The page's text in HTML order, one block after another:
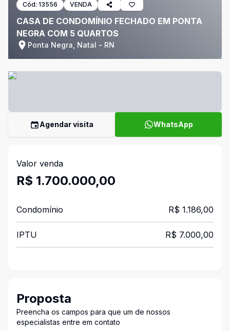
Cód: 13556 VENDA
CASA DE CONDOMÍNIO FECHADO EM PONTA
NEGRA COM 5 QUARTOS
Ponta Negra, Natal - RN
Agendar visita WhatsApp
Valor venda
R$ 1.700.000,00
Condomínio R$ 1.186,00
IPTU R$ 7.000,00
Proposta
Preencha os campos para que um de nossos
especialistas entre em contato